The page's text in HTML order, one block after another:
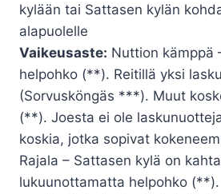
kylään tai Sattasen kylän
alapuolelle
Vaikeusaste: Nuttion kämppä
helpohko (**). Reitillä yksi
(Sorvusköngäs ***). Muut
(**). Joesta ei ole
koskia, jotka sopivat
Rajala – Sattasen kylä on
lukuunottamatta helpohko